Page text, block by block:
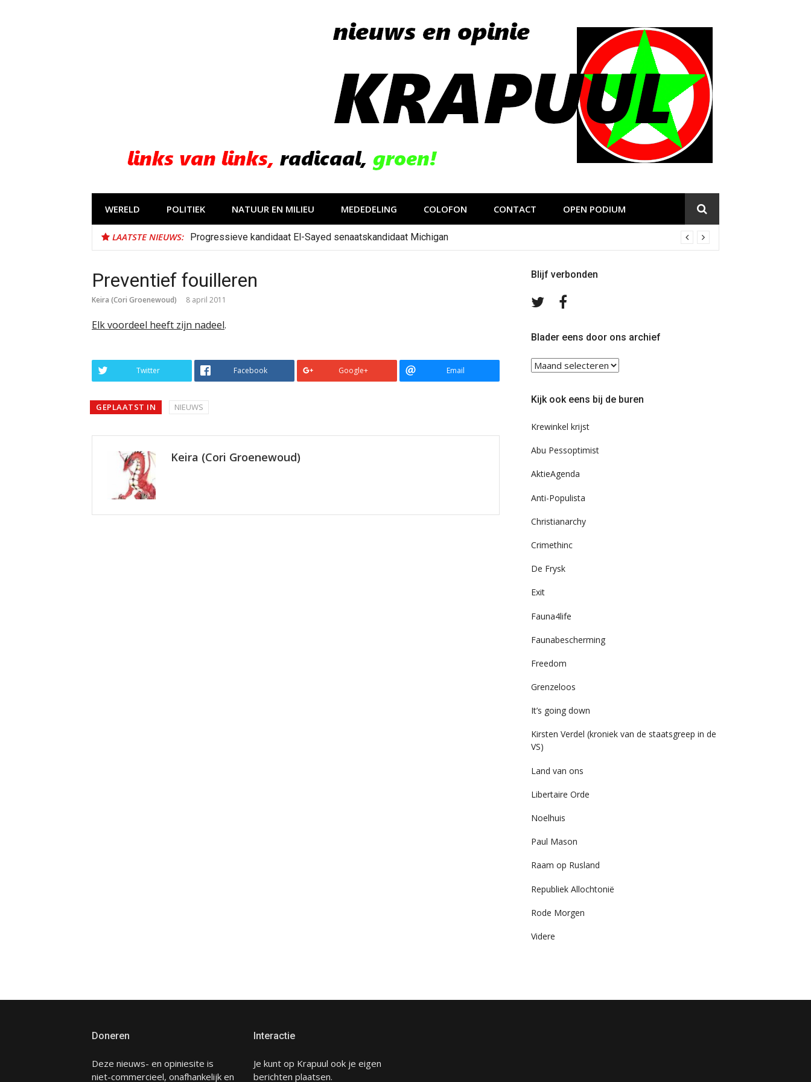
WERELD POLITIEK NATUUR EN MILIEU MEDEDELING COLOFON CONTACT OPEN PODIUM
LAATSTE NIEUWS: Progressieve kandidaat El-Sayed senaatskandidaat Michigan
Preventief fouilleren
Keira (Cori Groenewoud) 8 april 2011
Elk voordeel heeft zijn nadeel.
Twitter Facebook Google+ Email
GEPLAATST IN NIEUWS
Keira (Cori Groenewoud)
Blijf verbonden
Volg
TwitterFacebook
Blader eens door ons archief
Blader
eens
ons
Kijk ook eens bij de buren
Krewinkel krijst
Abu Pessoptimist
AktieAgenda
Anti-Populista
Christianarchy
Crimethinc
De Frysk
Exit
Fauna4life
Faunabescherming
Freedom
Grenzeloos
It’s going down
Kirsten Verdel (kroniek van de staatsgreep in de
VS)
Land van ons
Libertaire Orde
Noelhuis
Paul Mason
Raam op Rusland
Republiek Allochtonië
Rode Morgen
Videre
Doneren
Deze nieuws- en opiniesite is
niet-commercieel, onafhankelijk en
Interactie
Je kunt op Krapuul ook je eigen
berichten plaatsen.